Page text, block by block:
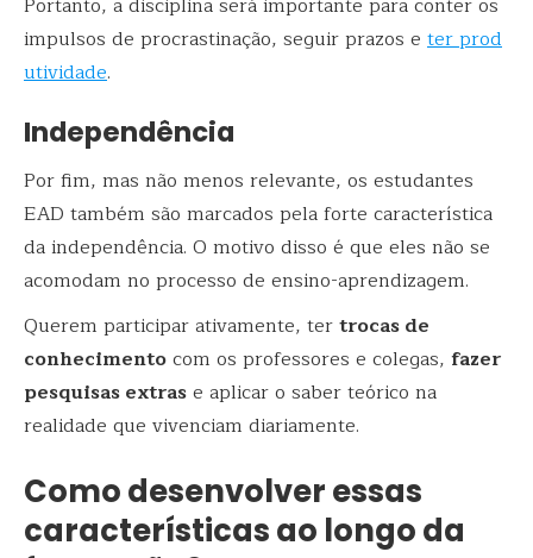
impulsos de procrastinação, seguir prazos e ter prod
utividade.
Independência
Por fim, mas não menos relevante, os estudantes
EAD também são marcados pela forte característica
da independência. O motivo disso é que eles não se
acomodam no processo de ensino-aprendizagem.
Querem participar ativamente, tertrocas de
conhecimentocom os professores e colegas, fazer
pesquisas extrase aplicar o saber teórico na
realidade que vivenciam diariamente.
Como desenvolver essas
características ao longo da